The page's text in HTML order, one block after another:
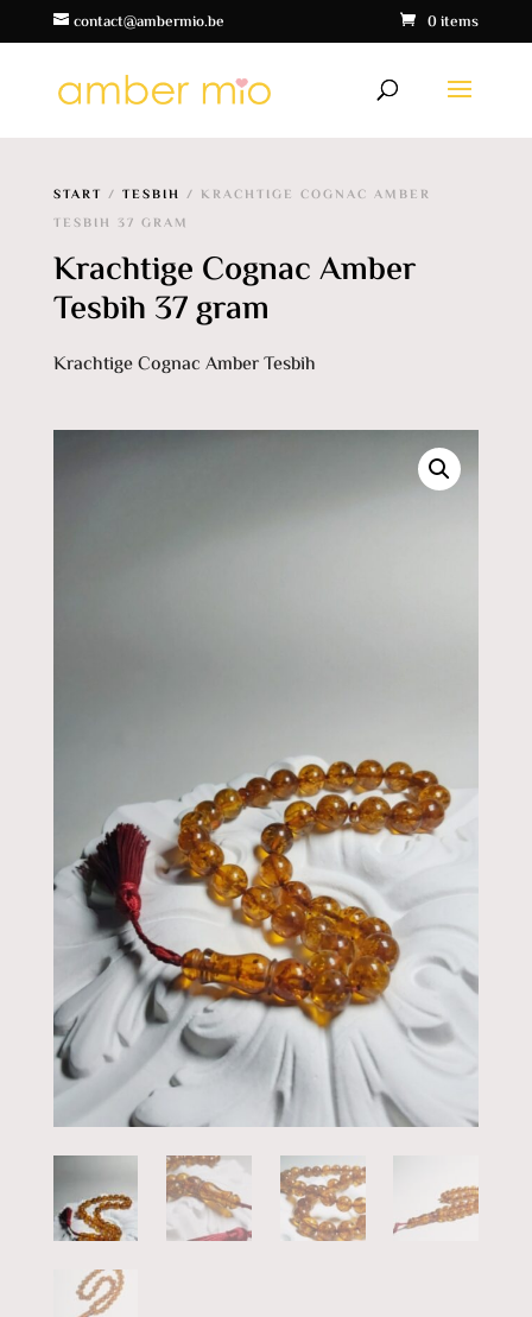
contact@ambermio.be 0 items
START / TESBIH / KRACHTIGE COGNAC AMBER
TESBIH 37 GRAM
Krachtige Cognac Amber
Tesbih 37 gram
Krachtige Cognac Amber Tesbih